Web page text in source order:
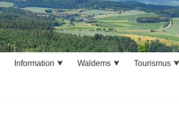
Information Waldems Tourismus